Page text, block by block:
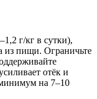
г/кг в сутки),
из пищи. Ограничьте
отёк и
на 7–10